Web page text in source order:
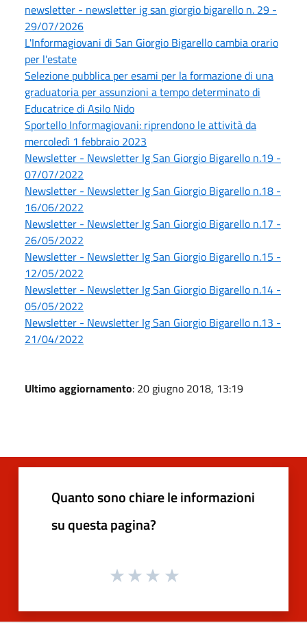
newsletter - newsletter ig san giorgio bigarello n. 29 -
29/07/2026
L'Informagiovani di San Giorgio Bigarello cambia orario
per l'estate
Selezione pubblica per esami per la formazione di una
graduatoria per assunzioni a tempo determinato di
Educatrice di Asilo Nido
Sportello Informagiovani: riprendono le attività da
mercoledì 1 febbraio 2023
Newsletter - Newsletter Ig San Giorgio Bigarello n.19 -
07/07/2022
Newsletter - Newsletter Ig San Giorgio Bigarello n.18 -
16/06/2022
Newsletter - Newsletter Ig San Giorgio Bigarello n.17 -
26/05/2022
Newsletter - Newsletter Ig San Giorgio Bigarello n.15 -
12/05/2022
Newsletter - Newsletter Ig San Giorgio Bigarello n.14 -
05/05/2022
Newsletter - Newsletter Ig San Giorgio Bigarello n.13 -
21/04/2022
Ultimo aggiornamento: 20 giugno 2018, 13:19
Quanto sono chiare le informazioni
su questa pagina?